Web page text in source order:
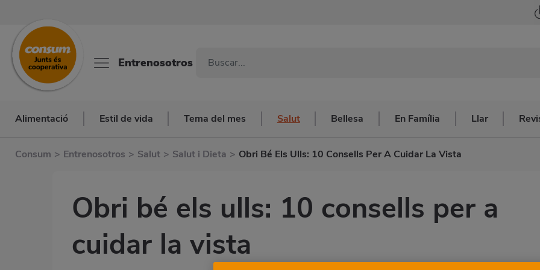
Entrenosotros
Alimentació Estil de vida Tema del mes Salut Bellesa En Família Llar
Consum > Entrenosotros > Salut > Salut i Dieta > Obri Bé Els Ulls: 10 Consells Per A Cuidar La Vista
Obri bé els ulls: 10 consells per a
cuidar la vista